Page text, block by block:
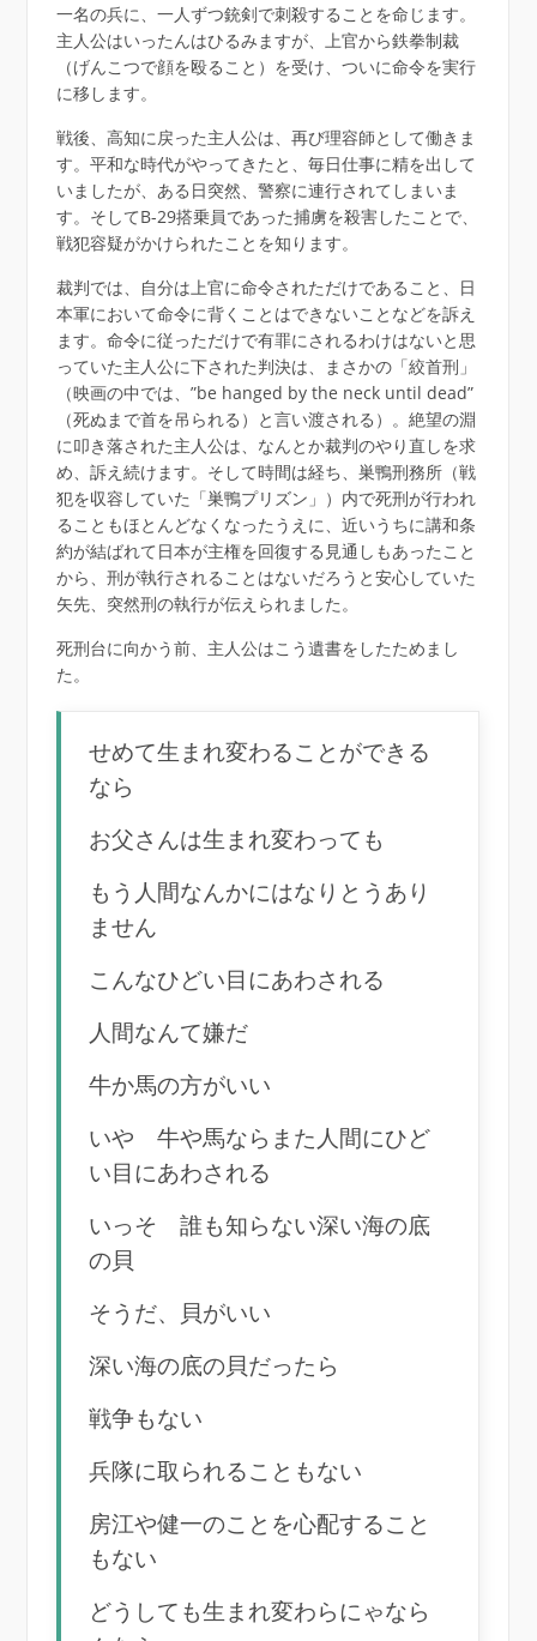
一名の兵に、一人ずつ銃剣で刺殺することを命じます。
主人公はいったんはひるみますが、上官から鉄拳制裁
（げんこつで顔を殴ること）を受け、ついに命令を実行
に移します。
戦後、高知に戻った主人公は、再び理容師として働きま
す。平和な時代がやってきたと、毎日仕事に精を出して
いましたが、ある日突然、警察に連行されてしまいま
す。そしてB-29搭乗員であった捕虜を殺害したことで、
戦犯容疑がかけられたことを知ります。
裁判では、自分は上官に命令されただけであること、日
本軍において命令に背くことはできないことなどを訴え
ます。命令に従っただけで有罪にされるわけはないと思
っていた主人公に下された判決は、まさかの「絞首刑」
（映画の中では、”be hanged by the neck until dead”
（死ぬまで首を吊られる）と言い渡される）。絶望の淵
に叩き落された主人公は、なんとか裁判のやり直しを求
め、訴え続けます。そして時間は経ち、巣鴨刑務所（戦
犯を収容していた「巣鴨プリズン」）内で死刑が行われ
ることもほとんどなくなったうえに、近いうちに講和条
約が結ばれて日本が主権を回復する見通しもあったこと
から、刑が執行されることはないだろうと安心していた
矢先、突然刑の執行が伝えられました。
死刑台に向かう前、主人公はこう遺書をしたためまし
た。
せめて生まれ変わることができる
なら
お父さんは生まれ変わっても
もう人間なんかにはなりとうあり
ません
こんなひどい目にあわされる
人間なんて嫌だ
牛か馬の方がいい
いや 牛や馬ならまた人間にひど
い目にあわされる
いっそ 誰も知らない深い海の底
の貝
そうだ、貝がいい
深い海の底の貝だったら
戦争もない
兵隊に取られることもない
房江や健一のことを心配すること
もない
どうしても生まれ変わらにゃなら